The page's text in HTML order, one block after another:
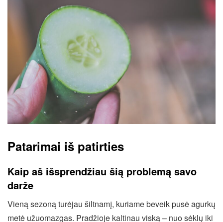
Patarimai iš patirties
Kaip aš išsprendžiau šią problemą savo
darže
Vieną sezoną turėjau šiltnamį, kuriame beveik pusė agurkų
metė užuomazgas. Pradžioje kaltinau viską – nuo sėklų iki